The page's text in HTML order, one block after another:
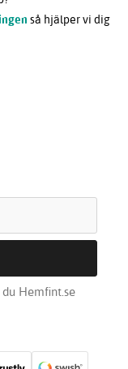
så hjälper vi dig
Hemfint.se